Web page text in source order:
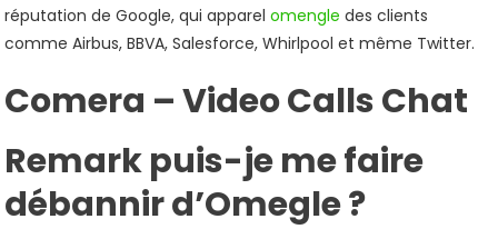
réputation de Google, qui apparelomengle des clients
comme Airbus, BBVA, Salesforce, Whirlpool et même Twitter.
Comera – Video Calls Chat
Remark puis-je me faire
débannir d’Omegle ?